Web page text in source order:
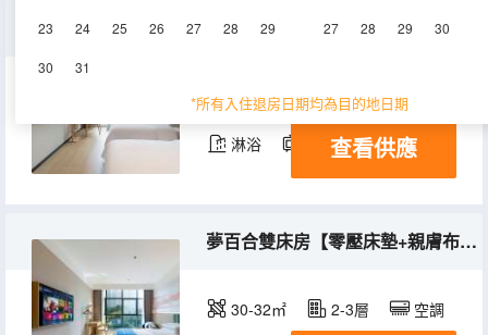
23 24 25 26 27 28 29
30 31
27 28 29 30
*所有入住退房日期均為目的地日期
雙床房【獨立棋牌房+槓上花】
25-28㎡ 2層 空調
淋浴 電視機
查看供應
夢百合雙床房【零壓床墊+親膚布草+酣暢甜睡】
30-32㎡ 2-3層 空調